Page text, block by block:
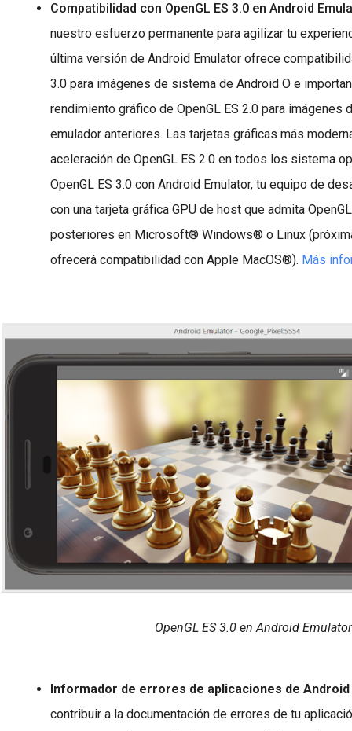
Compatibilidad con OpenGL ES 3.0 en Android
nuestro esfuerzo permanente para agilizar tu
última versión de Android Emulator ofrece
3.0 para imágenes de sistema de Android O e
rendimiento gráfico de OpenGL ES 2.0 para imágenes
emulador anteriores. Las tarjetas gráficas más
aceleración de OpenGL ES 2.0 en todos los sistema
OpenGL ES 3.0 con Android Emulator, tu equipo de
con una tarjeta gráfica GPU de host que admita
posteriores en Microsoft® Windows® o Linux
ofrecerá compatibilidad con Apple MacOS®). Más
OpenGL ES 3.0 en Android Emulator
Informador de errores de aplicaciones de
contribuir a la documentación de errores de tu